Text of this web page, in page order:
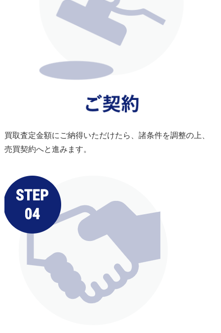
買取査定金額にご納得いただけたら、諸条件を調整の上、
売買契約へと進みます。